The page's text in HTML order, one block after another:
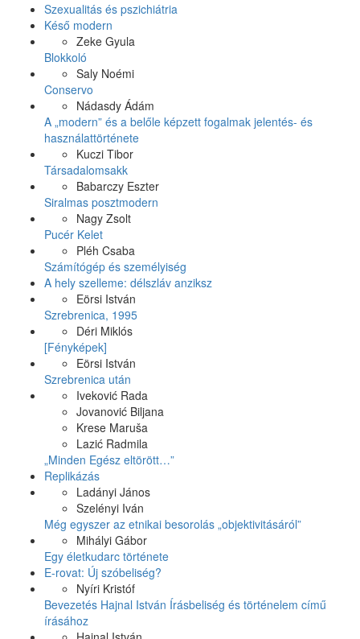
Szexualitás és pszichiátria
Késő modern
Zeke Gyula
Blokkoló
Saly Noémi
Conservo
Nádasdy Ádám
A „modern” és a belőle képzett fogalmak jelentés- és
használattörténete
Kuczi Tibor
Társadalomsakk
Babarczy Eszter
Siralmas posztmodern
Nagy Zsolt
Pucér Kelet
Pléh Csaba
Számítógép és személyiség
A hely szelleme: délszláv anziksz
Eörsi István
Szrebrenica, 1995
Déri Miklós
[Fényképek]
Eörsi István
Szrebrenica után
Iveković Rada
Jovanović Biljana
Krese Maruša
Lazić Radmila
„Minden Egész eltörött…”
Replikázás
Ladányi János
Szelényi Iván
Még egyszer az etnikai besorolás „objektivitásáról”
Mihályi Gábor
Egy életkudarc története
E-rovat: Új szóbeliség?
Nyíri Kristóf
Bevezetés Hajnal István Írásbeliség és történelem című
írásához